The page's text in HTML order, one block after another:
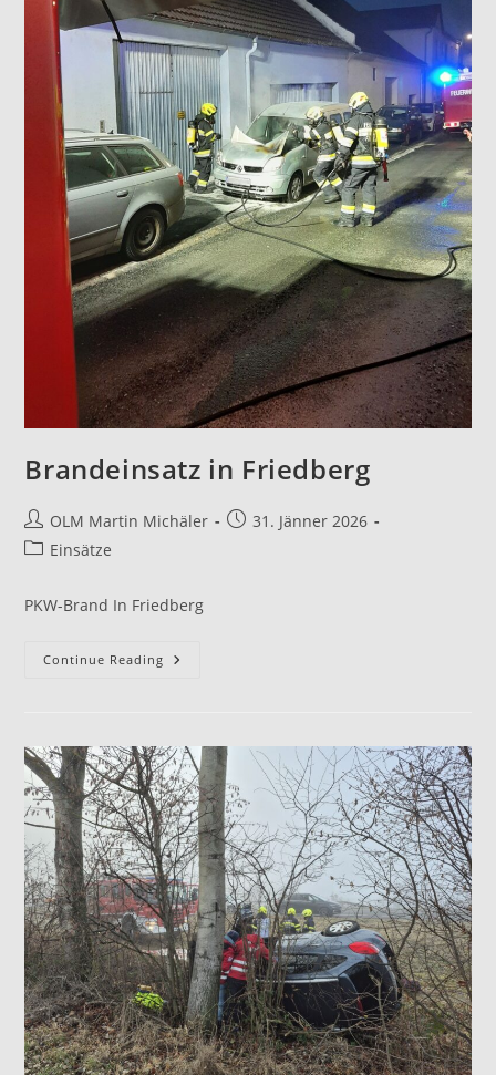
Brandeinsatz in Friedberg
OLM Martin Michäler
31. Jänner 2026
Einsätze
PKW-Brand In Friedberg
Continue Reading